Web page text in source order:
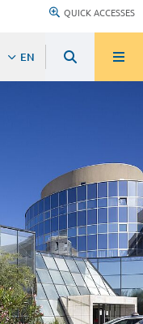
QUICK ACCESSES
EN